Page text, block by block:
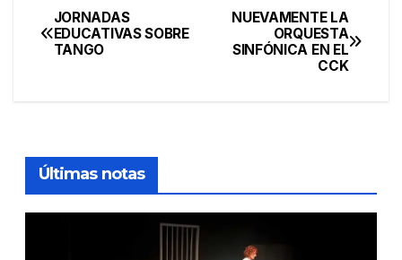
Navegación
de
NUEVAMENTE LA
ORQUESTA
SINFÓNICA EN EL
CCK
JORNADAS
EDUCATIVAS SOBRE
TANGO
Últimas notas